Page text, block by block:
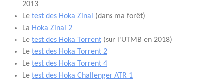
2013
Le test des Hoka Zinal
(dans ma forêt)
La Hoka Zinal 2
Le test des Hoka Torrent (sur l'UTMB en 2018)
Le test des Hoka Torrent 2
Le test des Hoka Torrent 4
Le test des Hoka Challenger ATR 1